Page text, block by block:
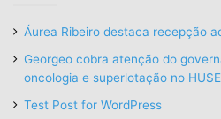
Áurea Ribeiro destaca recepção
Georgeo cobra atenção do
oncologia e superlotação no HUSE
Test Post for WordPress